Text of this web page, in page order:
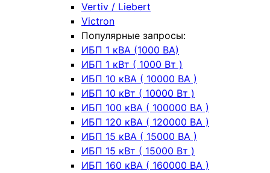
Vertiv / Liebert
Victron
Популярные запросы:
ИБП 1 кВА (1000 ВА)
ИБП 1 кВт ( 1000 Вт )
ИБП 10 кВА ( 10000 ВА )
ИБП 10 кВт ( 10000 Вт )
ИБП 100 кВА ( 100000 ВА )
ИБП 120 кВА ( 120000 ВА )
ИБП 15 кВА ( 15000 ВА )
ИБП 15 кВт ( 15000 Вт )
ИБП 160 кВА ( 160000 ВА )